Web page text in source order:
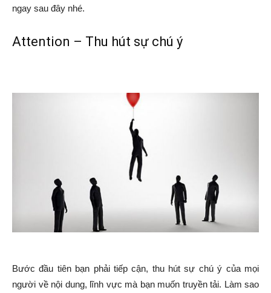
ngay sau đây nhé.
Attention – Thu hút sự chú ý
Bước đầu tiên bạn phải tiếp cận, thu hút sự chú ý của mọi
người về nội dung, lĩnh vực mà bạn muốn truyền tải. Làm sao